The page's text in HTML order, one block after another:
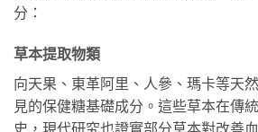
分：
草本提取物類
向天果、東革阿里、人參、瑪卡等天
見的保健糖基礎成分。這些草本在傳
史，現代研究也證實部分草本對改善